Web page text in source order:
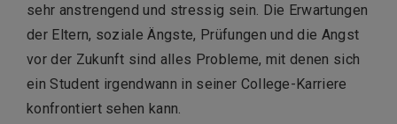
sehr anstrengend und stressig sein. Die Erwartungen
der Eltern, soziale Ängste, Prüfungen und die Angst
vor der Zukunft sind alles Probleme, mit denen sich
ein Student irgendwann in seiner College-Karriere
konfrontiert sehen kann.